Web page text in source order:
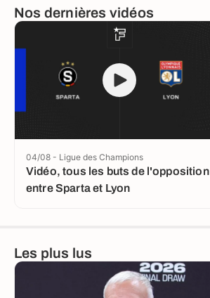
Nos dernières vidéos
Vidéo, tous les buts de l'opposition
entre Sparta et Lyon
04/08 - Ligue des Champions
Les plus lus